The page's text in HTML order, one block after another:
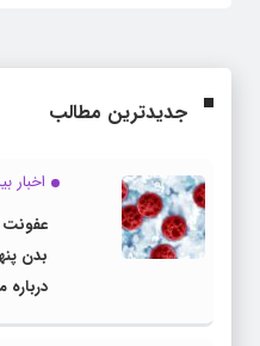
جدیدترین مطالب
اخبار
بدن